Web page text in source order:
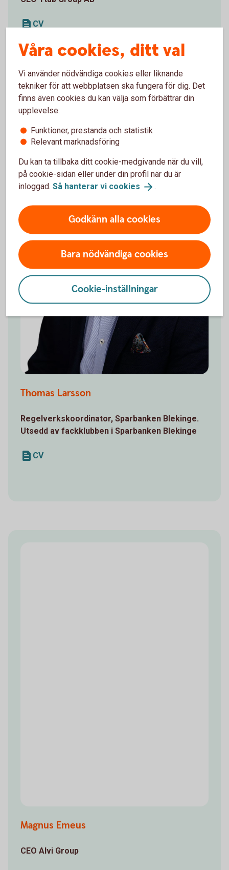
CV
Thomas Larsson
Regelverkskoordinator, Sparbanken Blekinge.
Utsedd av fackklubben i Sparbanken Blekinge
CV
Magnus Emeus
CEO Alvi Group
Våra cookies, ditt val
Vi använder nödvändiga cookies eller liknande
tekniker för att webbplatsen ska fungera för dig. Det
finns även cookies du kan välja som förbättrar din
upplevelse:
Funktioner, prestanda och statistik
Relevant marknadsföring
Du kan ta tillbaka ditt cookie-medgivande när du vill,
på cookie-sidan eller under din profil när du är
inloggad. Så hanterar vi cookies .
Godkänn alla cookies
Bara nödvändiga cookies
Cookie-inställningar